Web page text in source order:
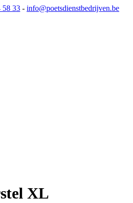
58 33 - info@poetsdienstbedrijven.be
XL